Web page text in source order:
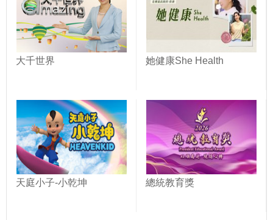
大千世界 她健康She Health
天庭小子-小乾坤 總統教育獎